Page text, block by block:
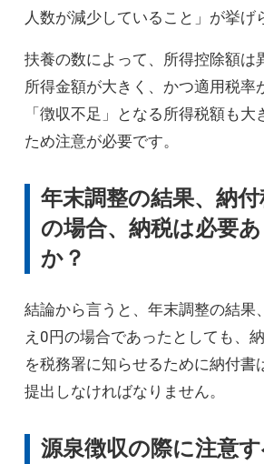
人数が減少していること」が挙げ
扶養の数によって、所得控除額は
所得金額が大きく、かつ適用税率
「徴収不足」となる所得税額も大
ため注意が必要です。
年末調整の結果、納
の場合、納税は必要
か？
結論から言うと、年末調整の結果
え0円の場合であったとしても、
を税務署に知らせるために納付書
提出しなければなりません。
源泉徴収の際に注意